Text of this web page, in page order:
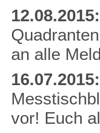
12.08.2015:
an alle
16.07.2015:
vor! Euch